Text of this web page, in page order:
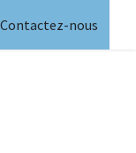
Contactez-nous